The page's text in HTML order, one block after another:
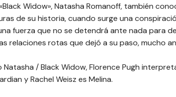
Widow», Natasha Romanoff, también
de su historia, cuando surge una
fuerza que no se detendrá ante nada para
relaciones rotas que dejó a su paso, mucho
/ Black Widow, Florence Pugh
y Rachel Weisz es Melina.